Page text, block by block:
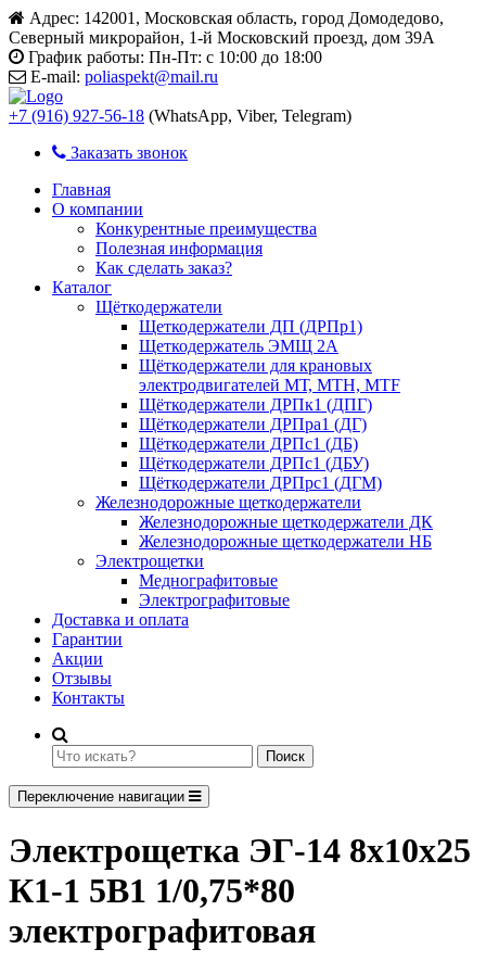
Адрес: 142001, Московская область, город Домодедово,
Северный микрорайон, 1-й Московский проезд, дом 39А
График работы: Пн-Пт: с 10:00 до 18:00
E-mail: poliaspekt@mail.ru
+7 (916) 927-56-18 (WhatsApp, Viber, Telegram)
Заказать звонок
Главная
О компании
Конкурентные преимущества
Полезная информация
Как сделать заказ?
Каталог
Щёткодержатели
Щеткодержатели ДП (ДРПр1)
Щеткодержатель ЭМЩ 2А
Щёткодержатели для крановых
электродвигателей МТ, МТН, МТF
Щёткодержатели ДРПк1 (ДПГ)
Щёткодержатели ДРПра1 (ДГ)
Щёткодержатели ДРПс1 (ДБ)
Щёткодержатели ДРПс1 (ДБУ)
Щёткодержатели ДРПрс1 (ДГМ)
Железнодорожные щеткодержатели
Железнодорожные щеткодержатели ДК
Железнодорожные щеткодержатели НБ
Электрощетки
Меднографитовые
Электрографитовые
Доставка и оплата
Гарантии
Акции
Отзывы
Контакты
Поиск
Переключение навигации
Электрощетка ЭГ-14 8х10х25
К1-1 5В1 1/0,75*80
электрографитовая